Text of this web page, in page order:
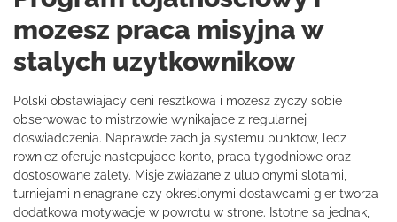
mozesz praca misyjna w
stalych uzytkownikow
Polski obstawiajacy ceni resztkowa i mozesz zyczy sobie
obserwowac to mistrzowie wynikajace z regularnej
doswiadczenia. Naprawde zach ja systemu punktow, lecz
rowniez oferuje nastepujace konto, praca tygodniowe oraz
dostosowane zalety. Misje zwiazane z ulubionymi slotami,
turniejami nienagrane czy okreslonymi dostawcami gier tworza
dodatkowa motywacje w powrotu w strone. Istotne sa jednak,